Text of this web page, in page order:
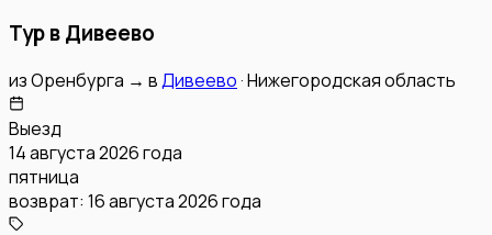
Тур в Дивеево
изОренбурга → вДивеево·Нижегородская область
Выезд
14 августа 2026 года
пятница
возврат: 16 августа 2026 года